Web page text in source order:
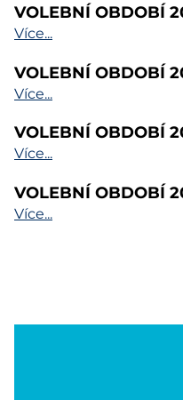
VOLEBNÍ OBDOBÍ
Více...
VOLEBNÍ OBDOBÍ
Více...
VOLEBNÍ OBDOBÍ
Více...
VOLEBNÍ OBDOBÍ
Více...